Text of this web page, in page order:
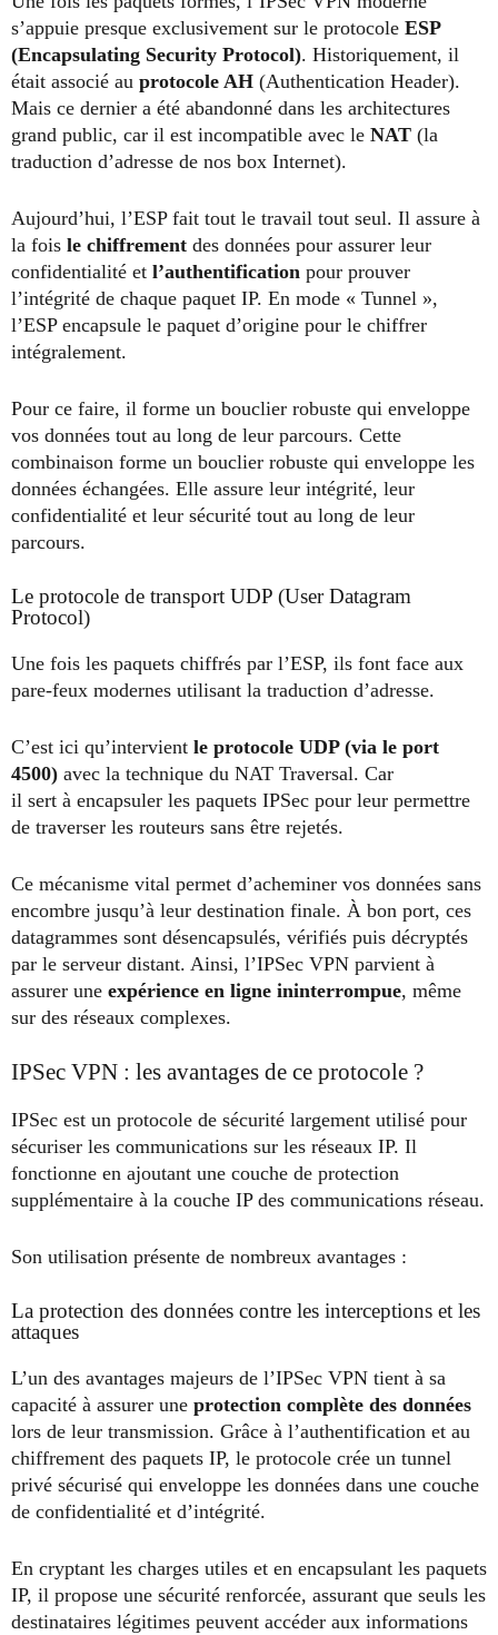
s’appuie presque exclusivement sur le protocole ESP
(Encapsulating Security Protocol). Historiquement, il
était associé au protocole AH (Authentication Header).
Mais ce dernier a été abandonné dans les architectures
grand public, car il est incompatible avec le NAT (la
traduction d’adresse de nos box Internet).
Aujourd’hui, l’ESP fait tout le travail tout seul. Il assure à
la fois le chiffrement des données pour assurer leur
confidentialité et l’authentification pour prouver
l’intégrité de chaque paquet IP. En mode « Tunnel »,
l’ESP encapsule le paquet d’origine pour le chiffrer
intégralement.
Pour ce faire, il forme un bouclier robuste qui enveloppe
vos données tout au long de leur parcours. Cette
combinaison forme un bouclier robuste qui enveloppe les
données échangées. Elle assure leur intégrité, leur
confidentialité et leur sécurité tout au long de leur
parcours.
Le protocole de transport UDP (User Datagram
Protocol)
Une fois les paquets chiffrés par l’ESP, ils font face aux
pare-feux modernes utilisant la traduction d’adresse.
C’est ici qu’intervient le protocole UDP (via le port
4500) avec la technique du NAT Traversal. Car
il sert à encapsuler les paquets IPSec pour leur permettre
de traverser les routeurs sans être rejetés.
Ce mécanisme vital permet d’acheminer vos données sans
encombre jusqu’à leur destination finale. À bon port, ces
datagrammes sont désencapsulés, vérifiés puis décryptés
par le serveur distant. Ainsi, l’IPSec VPN parvient à
assurer une expérience en ligne ininterrompue, même
sur des réseaux complexes.
IPSec VPN : les avantages de ce protocole ?
IPSec est un protocole de sécurité largement utilisé pour
sécuriser les communications sur les réseaux IP. Il
fonctionne en ajoutant une couche de protection
supplémentaire à la couche IP des communications réseau.
Son utilisation présente de nombreux avantages :
La protection des données contre les interceptions et les
attaques
L’un des avantages majeurs de l’IPSec VPN tient à sa
capacité à assurer une protection complète des données
lors de leur transmission. Grâce à l’authentification et au
chiffrement des paquets IP, le protocole crée un tunnel
privé sécurisé qui enveloppe les données dans une couche
de confidentialité et d’intégrité.
En cryptant les charges utiles et en encapsulant les paquets
IP, il propose une sécurité renforcée, assurant que seuls les
destinataires légitimes peuvent accéder aux informations